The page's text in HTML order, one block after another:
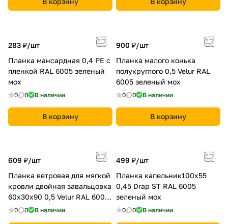
283 ₽/шт
Планка мансардная 0,4 PE с
пленкой RAL 6005 зеленый
мох
0 0 В наличии
В корзину
900 ₽/шт
Планка малого конька
полукруглого 0,5 Velur RAL
6005 зеленый мох
0 0 В наличии
В корзину
609 ₽/шт
Планка ветровая для мягкой
кровли двойная завальцовка
60х30х90 0,5 Velur RAL 6005
зеленый мох
0 0 В наличии
499 ₽/шт
Планка капельник100х55
0,45 Drap ST RAL 6005
зеленый мох
0 0 В наличии